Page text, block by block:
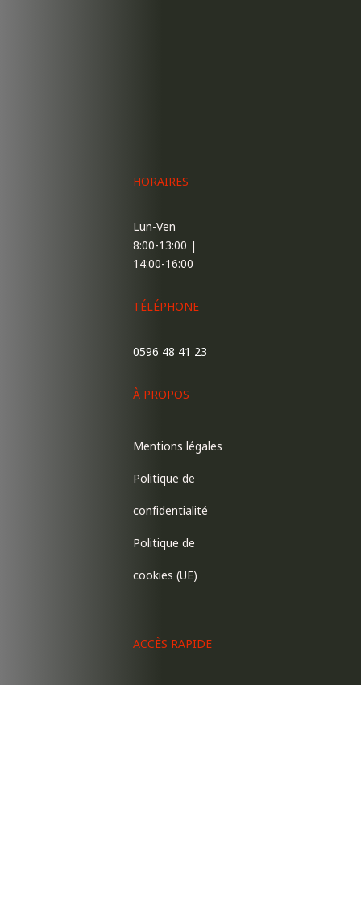
HORAIRES
Lun-Ven
8:00-13:00 |
14:00-16:00
TÉLÉPHONE
0596 48 41 23
À PROPOS
Mentions légales
Politique de
confidentialité
Politique de
cookies (UE)
ACCÈS RAPIDE